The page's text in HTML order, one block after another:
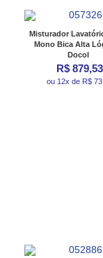
Misturador
Mono Bica Alta
Docol
R$ 879,53
ou 12x de R$